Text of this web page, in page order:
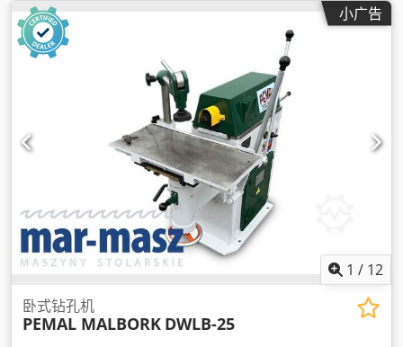
小广告
1 / 12
卧式钻孔机
PEMAL MALBORK DWLB-25